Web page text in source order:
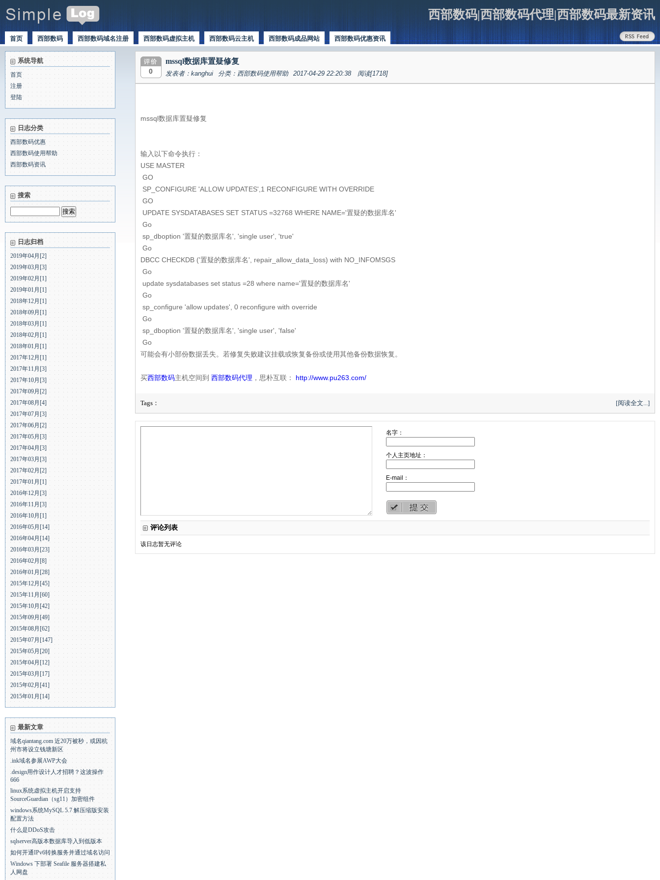
西部数码|西部数码代理|西部数码最新资讯
首页 西部数码 西部数码域名注册 西部数码虚拟主机 西部数码云主机 西部数码成品网站 西部数码优惠资讯
系统导航
首页
注册
登陆
日志分类
西部数码优惠
西部数码使用帮助
西部数码资讯
搜索
日志归档
2019年04月[2]
2019年03月[3]
2019年02月[1]
2019年01月[1]
2018年12月[1]
2018年09月[1]
2018年03月[1]
2018年02月[1]
2018年01月[1]
2017年12月[1]
2017年11月[3]
2017年10月[3]
2017年09月[2]
2017年08月[4]
2017年07月[3]
2017年06月[2]
2017年05月[3]
2017年04月[3]
2017年03月[3]
2017年02月[2]
2017年01月[1]
2016年12月[3]
2016年11月[3]
2016年10月[1]
2016年05月[14]
2016年04月[14]
2016年03月[23]
2016年02月[8]
2016年01月[28]
2015年12月[45]
2015年11月[60]
2015年10月[42]
2015年09月[49]
2015年08月[62]
2015年07月[147]
2015年05月[20]
2015年04月[12]
2015年03月[17]
2015年02月[41]
2015年01月[14]
最新文章
域名qiantang.com 近20万被秒，或因杭
州市将设立钱塘新区
.ink域名参展AWP大会
.design用作设计人才招聘？这波操作
666
linux系统虚拟主机开启支持
SourceGuardian（sg11）加密组件
windows系统MySQL 5.7 解压缩版安装
配置方法
什么是DDoS攻击
sqlserver高版本数据库导入到低版本
如何开通IPv6转换服务并通过域名访问
Windows 下部署 Seafile 服务器搭建私
人网盘
0
mssql数据库置疑修复
发表者：kanghui 分类：西部数码使用帮助 2017-04-29 22:20:38 阅读[1718]
mssql数据库置疑修复
输入以下命令执行：
USE MASTER
GO
SP_CONFIGURE 'ALLOW UPDATES',1 RECONFIGURE WITH OVERRIDE
GO
UPDATE SYSDATABASES SET STATUS =32768 WHERE NAME='置疑的数据库名'
Go
sp_dboption '置疑的数据库名', 'single user', 'true'
Go
DBCC CHECKDB ('置疑的数据库名', repair_allow_data_loss) with NO_INFOMSGS
Go
update sysdatabases set status =28 where name='置疑的数据库名'
Go
sp_configure 'allow updates', 0 reconfigure with override
Go
sp_dboption '置疑的数据库名', 'single user', 'false'
Go
可能会有小部份数据丢失。若修复失败建议挂载或恢复备份或使用其他备份数据恢复。
买西部数码主机空间到 西部数码代理 ，思朴互联： http://www.pu263.com/
Tags： [阅读全文...]
名字：
个人主页地址：
E-mail：
评论列表
该日志暂无评论